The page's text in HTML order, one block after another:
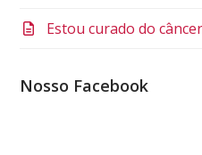
Estou curado do
Nosso Facebook